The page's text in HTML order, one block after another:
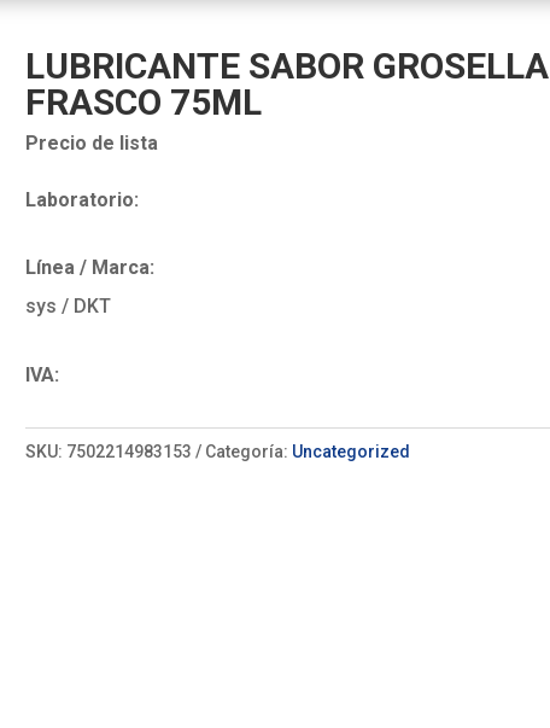
LUBRICANTE SABOR GROSELLA
FRASCO 75ML
Precio de lista
Laboratorio:
Línea / Marca:
sys / DKT
IVA:
SKU: 7502214983153 Categoría: Uncategorized